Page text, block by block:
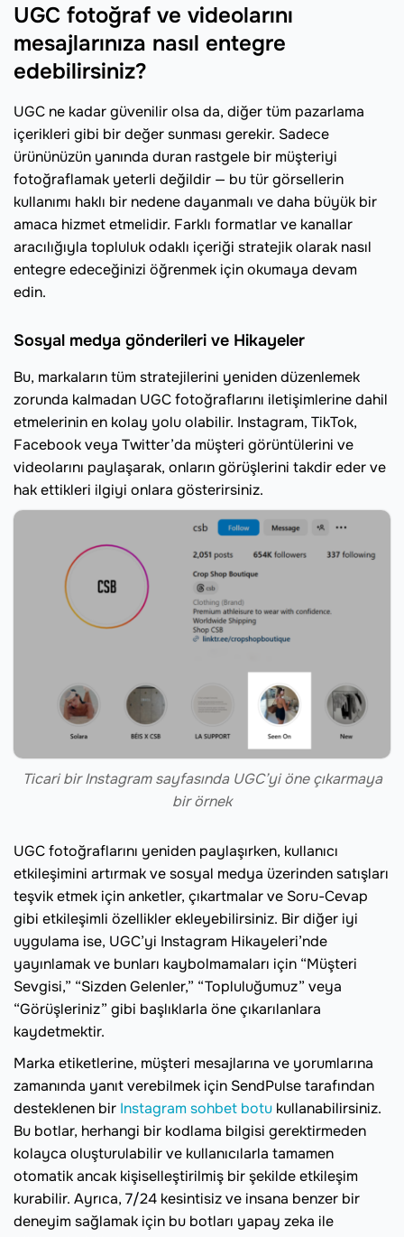
UGC fotoğraf ve videolarını
mesajlarınıza nasıl entegre
edebilirsiniz?
UGC ne kadar güvenilir olsa da, diğer tüm pazarlama
içerikleri gibi bir değer sunması gerekir. Sadece
ürününüzün yanında duran rastgele bir müşteriyi
fotoğraflamak yeterli değildir — bu tür görsellerin
kullanımı haklı bir nedene dayanmalı ve daha büyük bir
amaca hizmet etmelidir. Farklı formatlar ve kanallar
aracılığıyla topluluk odaklı içeriği stratejik olarak nasıl
entegre edeceğinizi öğrenmek için okumaya devam
edin.
Sosyal medya gönderileri ve Hikayeler
Bu, markaların tüm stratejilerini yeniden düzenlemek
zorunda kalmadan UGC fotoğraflarını iletişimlerine dahil
etmelerinin en kolay yolu olabilir. Instagram, TikTok,
Facebook veya Twitter’da müşteri görüntülerini ve
videolarını paylaşarak, onların görüşlerini takdir eder ve
hak ettikleri ilgiyi onlara gösterirsiniz.
Ticari bir Instagram sayfasında UGC’yi öne çıkarmaya
bir örnek
UGC fotoğraflarını yeniden paylaşırken, kullanıcı
etkileşimini artırmak ve sosyal medya üzerinden satışları
teşvik etmek için anketler, çıkartmalar ve Soru-Cevap
gibi etkileşimli özellikler ekleyebilirsiniz. Bir diğer iyi
uygulama ise, UGC’yi Instagram Hikayeleri’nde
yayınlamak ve bunları kaybolmamaları için “Müşteri
Sevgisi,” “Sizden Gelenler,” “Topluluğumuz” veya
“Görüşleriniz” gibi başlıklarla öne çıkarılanlara
kaydetmektir.
Marka etiketlerine, müşteri mesajlarına ve yorumlarına
zamanında yanıt verebilmek için SendPulse tarafından
desteklenen bir Instagram sohbet botu kullanabilirsiniz.
Bu botlar, herhangi bir kodlama bilgisi gerektirmeden
kolayca oluşturulabilir ve kullanıcılarla tamamen
otomatik ancak kişiselleştirilmiş bir şekilde etkileşim
kurabilir. Ayrıca, 7/24 kesintisiz ve insana benzer bir
deneyim sağlamak için bu botları yapay zeka ile